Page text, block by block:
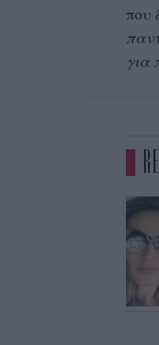
που
για